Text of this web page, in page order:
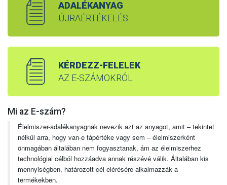
ADALÉKANYAG
ÚJRAÉRTÉKELÉS
KÉRDEZZ-FELELEK
AZ E-SZÁMOKRÓL
Mi az E-szám?
Élelmiszer-adalékanyagnak nevezik azt az anyagot, amit – tekintet
nélkül arra, hogy van-e tápértéke vagy sem – élelmiszerként
önmagában általában nem fogyasztanak, ám az élelmiszerhez
technológiai célból hozzáadva annak részévé válik. Általában kis
mennyiségben, határozott cél elérésére alkalmazzák a
termékekben.